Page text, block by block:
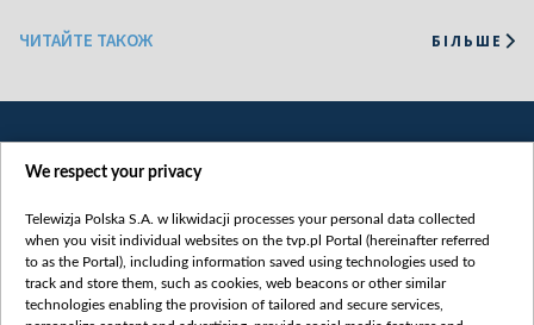
ЧИТАЙТЕ ТАКОЖ БІЛЬШЕ
Категорії
We respect your privacy
Telewizja Polska S.A. w likwidacji processes your personal data collected
when you visit individual websites on the tvp.pl Portal (hereinafter referred
to as the Portal), including information saved using technologies used to
track and store them, such as cookies, web beacons or other similar
technologies enabling the provision of tailored and secure services,